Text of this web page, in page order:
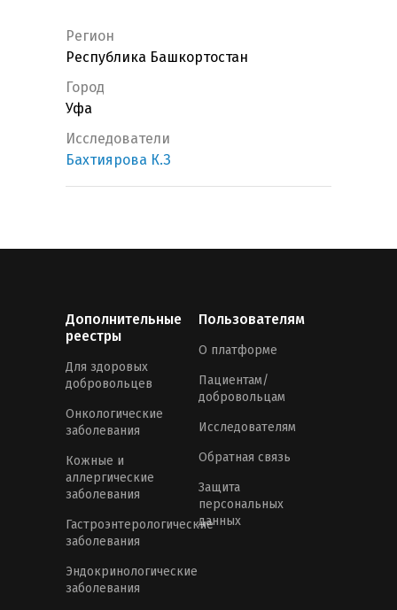
Регион
Республика Башкортостан
Город
Уфа
Исследователи
Бахтиярова К.З
Дополнительные
реестры
Для здоровых
добровольцев
Онкологические
заболевания
Кожные и
аллергические
заболевания
Гастроэнтерологические
заболевания
Эндокринологические
заболевания
Пользователям
О платформе
Пациентам/
добровольцам
Исследователям
Обратная связь
Защита
персональных
данных